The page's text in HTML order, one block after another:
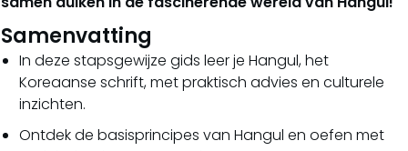
Samenvatting
In deze stapsgewijze gids leer je Hangul, het
Koreaanse schrift, met praktisch advies en culturele
inzichten.
Ontdek de basisprincipes van Hangul en oefen met